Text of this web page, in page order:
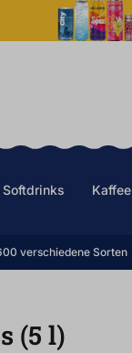
Softdrinks Kaffee
verschiedene Sorten
(5 l)